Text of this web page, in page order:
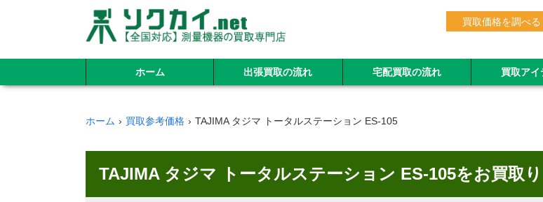
買取価格を調べる
ホーム 出張買取の流れ 宅配買取の流れ 買取アイ
ホーム 買取参考価格 TAJIMA タジマ トータルステーション ES-105
TAJIMA タジマ トータルステーション ES-105をお買取り